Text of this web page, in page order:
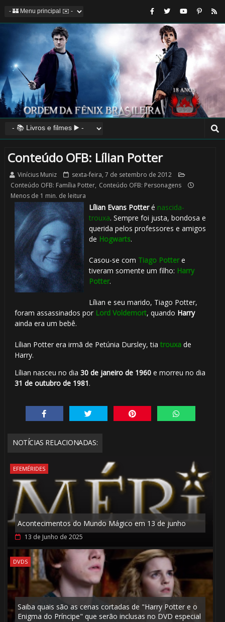
Conteúdo OFB: Lílian Potter
Vinícius Muniz
sexta-feira, 7 de setembro de 2012
Conteúdo OFB: Família Potter, Conteúdo OFB: Personagens
Menos de 1 min. de leitura
Lílian Evans Potteré nascida-
trouxa. Sempre foi justa, bondosa e
querida pelos professores e amigos
de Hogwarts.
Casou-se com Tiago Pottere
tiveram somente um filho: Harry
Potter.
Lílian e seu marido, Tiago Potter,
foram assassinados por Lord Voldemort, quando Harry
ainda era um bebê.
Lílian Potter era irmã de Petúnia Dursley, tiatrouxade
Harry.
Lílian nasceu no dia 30 de janeiro de 1960e morreu no dia
31 de outubro de 1981.
NOTÍCIAS RELACIONADAS:
EFEMÉRIDES
Acontecimentos do Mundo Mágico em 13 de junho
13 de Junho de 2025
DVDS
Saiba quais são as cenas cortadas de "Harry Potter e o
Enigma do Príncipe" que serão inclusas no DVD especial
🎂
🎂
1️⃣ 8️⃣
⚡